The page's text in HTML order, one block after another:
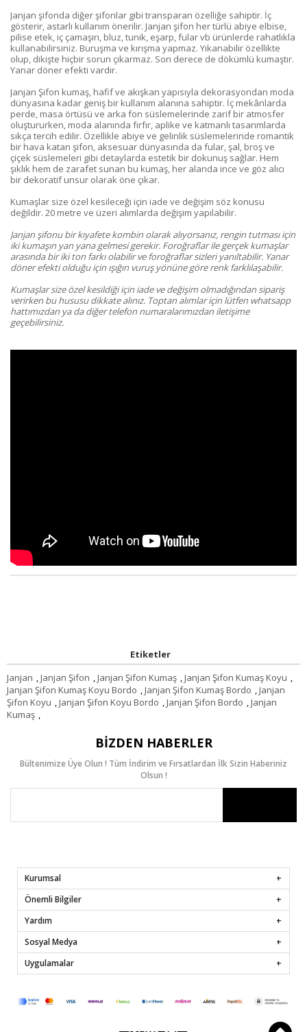
Janjan şifonda diğer şifonlar gibi transparan özelliğe sahiptir. İç
gösterir, astarlı kullanım önerilir. Janjan şifon her türlü abiye elbise,
pilise etek, iç çamaşırı, bluz, tunik, eşarp, fular vb ürünlerde rahatlıkla
kullanabilirsiniz. Buruşma ve kırışma yapmaz. Yıkanabilir özellikte
olup, dikişte hiçbir sorun çıkarmaz. Son derece de dökümlü kumaştır.
Yanar döner efekti vardır.
Janjan Şifon kumaş, hafif ve akışkan yapısıyla dekorasyondan moda
dünyasına kadar geniş bir kullanım alanına sahiptir. İç mekânlarda
perde, masa örtüsü ve arka fon süslemelerinde zarif bir atmosfer
oluştururken, moda alanında fırfır, aplike ve katmanlı tasarımlarda
sıkça tercih edilir. Özellikle abiye ve gelinlik süslemelerinde romantik
bir hava katan şifon, aksesuar dünyasında da fular, şal, broş ve
çiçek süslemeleri gibi detaylarda estetik bir dokunuş sağlar. Hem
şıklık hem de zarafet sunan bu kumaş, her alanda ince ve göz alıcı
bir dekoratif unsur olarak öne çıkar.
Kumaşlar size özel kesileceği için iade ve değişim söz konusu
değildir. 20 metre ve üzeri alımlarda değişim yapılabilir.
Janjan şifonu bir kıyafete kombin olarak alıyorsanız, rengin tutması için
iki kumaşın yan yana gelmesi gerekir. Foroğraflar ile gerçek kumaşlar
arasında bir iki ton farkı olabilir ve foroğraflar sizleri yanıltabilir. Yanar
döner efekti olduğu için ışığın vuruş yönüne göre renk farklılaşabilir.
Kumaşlar size özel kesildiği için iade ve değişim olmadığından sipariş
verirken bu hususu dikkate alınız. Toptan alımlar için lütfen whatsapp
hattımızdan ya da diğer telefon numaralarımızdan iletişime
geçebilirsiniz.
Etiketler
Janjan ,Janjan Şifon ,Janjan Şifon Kumaş ,Janjan Şifon Kumaş Koyu ,
Janjan Şifon Kumaş Koyu Bordo ,Janjan Şifon Kumaş Bordo ,Janjan
Şifon Koyu ,Janjan Şifon Koyu Bordo ,Janjan Şifon Bordo ,Janjan
Kumaş ,
BIZDEN HABERLER
Bültenimize Üye Olun ! Tüm İndirim ve Fırsatlardan İlk Sizin Haberiniz
Olsun !
Kurumsal
Önemli Bilgiler
Yardım
Sosyal Medya
Uygulamalar